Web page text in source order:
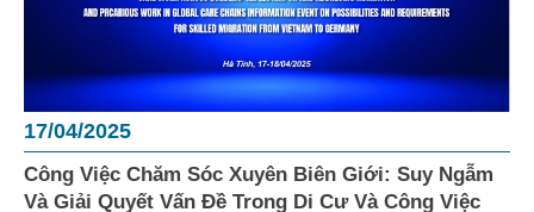
17/04/2025
Công Việc Chăm Sóc Xuyên Biên Giới: Suy Ngẫm
Và Giải Quyết Vấn Đề Trong Di Cư Và Công Việc